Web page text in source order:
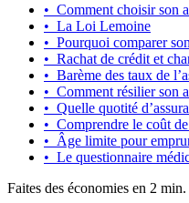
• Comment choisir son
• La Loi Lemoine
• Pourquoi comparer
• Rachat de crédit et
• Barème des taux de
• Comment résilier son
• Quelle quotité
• Comprendre le coût
• Âge limite pour
• Le questionnaire
Faites des économies en 2 min.